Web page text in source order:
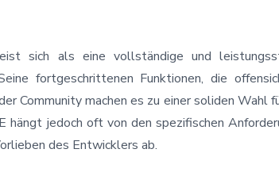
sich als eine vollständige und
fortgeschrittenen Funktionen, die
Community machen es zu einer soliden Wahl
hängt jedoch oft von den spezifischen
des Entwicklers ab.